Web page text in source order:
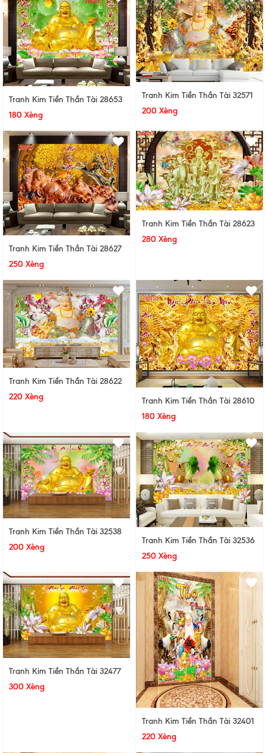
Tranh Kim Tiền Thần Tài 28653
180 Xèng
Tranh Kim Tiền Thần Tài 32571
200 Xèng
Tranh Kim Tiền Thần Tài 28627
250 Xèng
Tranh Kim Tiền Thần Tài 28623
280 Xèng
Tranh Kim Tiền Thần Tài 28622
220 Xèng
Tranh Kim Tiền Thần Tài 28610
180 Xèng
Tranh Kim Tiền Thần Tài 32538
200 Xèng
Tranh Kim Tiền Thần Tài 32536
250 Xèng
Tranh Kim Tiền Thần Tài 32477
300 Xèng
Tranh Kim Tiền Thần Tài 32401
220 Xèng